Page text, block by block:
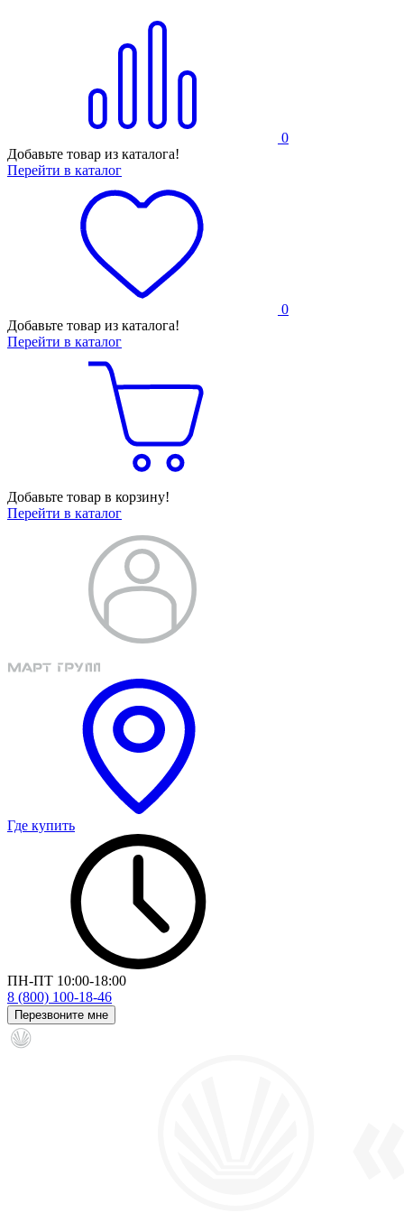
0
Добавьте товар из каталога!
Перейти в каталог
0
Добавьте товар из каталога!
Перейти в каталог
Добавьте товар в корзину!
Перейти в каталог
Где купить
ПН-ПТ 10:00-18:00
8 (800) 100-18-46
Перезвоните мне